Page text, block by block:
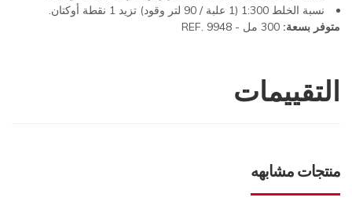
نسبة الخلط 1:300 (1 علبة / 90 لتر وقود) تزيد 1 نقطة أوكتان.
متوفر بسعة:
التقييمات
منتجات مشابهه